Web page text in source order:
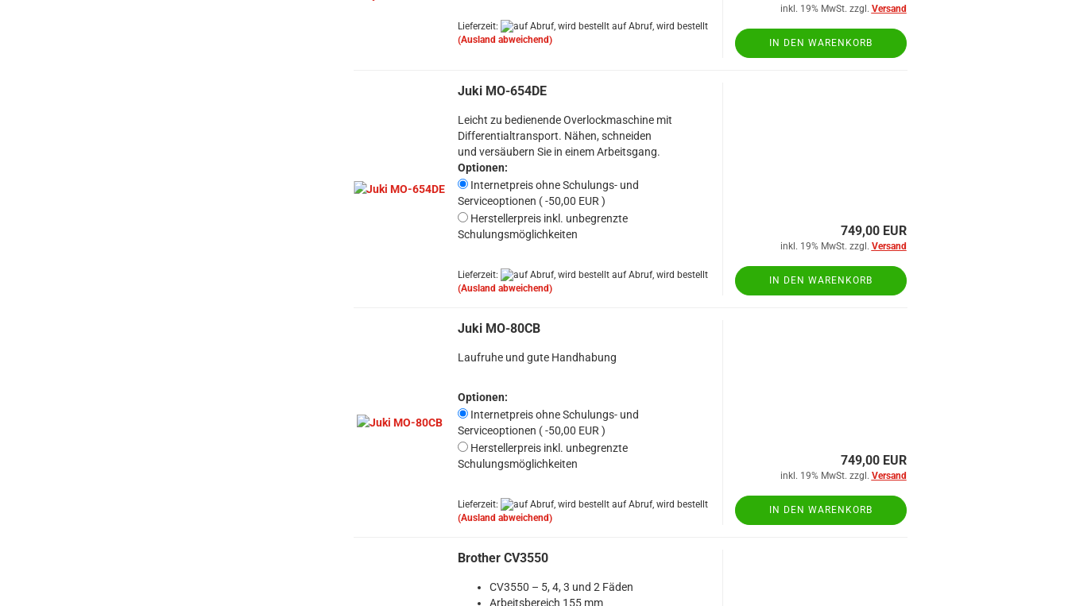
Lieferzeit:
auf Abruf, wird bestellt
(Ausland abweichend)
inkl. 19% MwSt. zzgl. Versand
IN DEN WARENKORB
Juki MO-654DE
Leicht zu bedienende Overlockmaschine mit
Differentialtransport. Nähen, schneiden
und versäubern Sie in einem Arbeitsgang.
Optionen:
Internetpreis ohne Schulungs- und
Serviceoptionen ( -50,00 EUR )
Herstellerpreis inkl. unbegrenzte
Schulungsmöglichkeiten
Lieferzeit:
auf Abruf, wird bestellt
(Ausland abweichend)
749,00 EUR
inkl. 19% MwSt. zzgl. Versand
IN DEN WARENKORB
Juki MO-80CB
Laufruhe und gute Handhabung
Optionen:
Internetpreis ohne Schulungs- und
Serviceoptionen ( -50,00 EUR )
Herstellerpreis inkl. unbegrenzte
Schulungsmöglichkeiten
Lieferzeit:
auf Abruf, wird bestellt
(Ausland abweichend)
749,00 EUR
inkl. 19% MwSt. zzgl. Versand
IN DEN WARENKORB
Brother CV3550
CV3550 – 5, 4, 3 und 2 Fäden
Arbeitsbereich 155 mm